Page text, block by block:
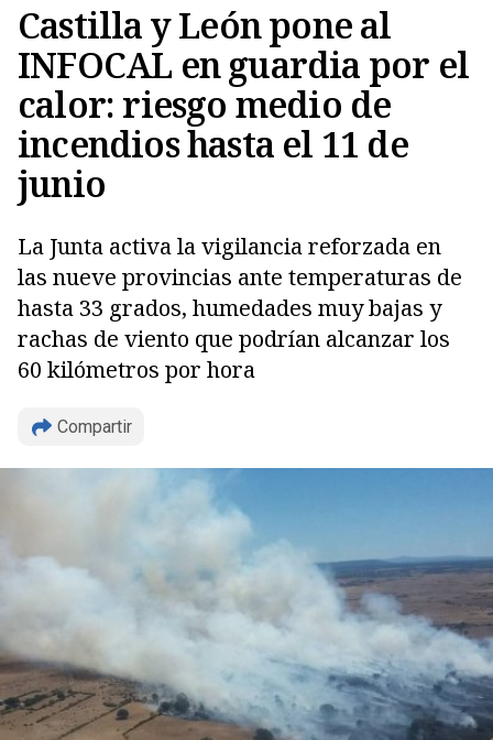
Castilla y León pone al
INFOCAL en guardia por el
calor: riesgo medio de
incendios hasta el 11 de
junio
La Junta activa la vigilancia reforzada en
las nueve provincias ante temperaturas de
hasta 33 grados, humedades muy bajas y
rachas de viento que podrían alcanzar los
60 kilómetros por hora
Compartir